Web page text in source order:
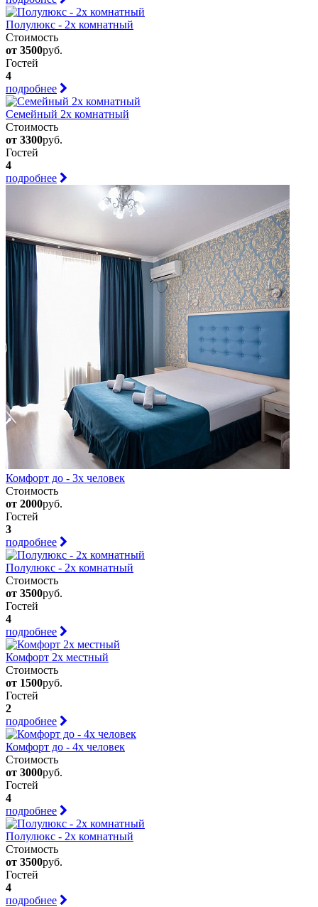
Полулюкс - 2х комнатный
Стоимость
от 3500руб.
Гостей
4
подробнее
Семейный 2х комнатный
Стоимость
от 3300руб.
Гостей
4
подробнее
Комфорт до - 3х человек
Стоимость
от 2000руб.
Гостей
3
подробнее
Полулюкс - 2х комнатный
Стоимость
от 3500руб.
Гостей
4
подробнее
Комфорт 2х местный
Стоимость
от 1500руб.
Гостей
2
подробнее
Комфорт до - 4х человек
Стоимость
от 3000руб.
Гостей
4
подробнее
Полулюкс - 2х комнатный
Стоимость
от 3500руб.
Гостей
4
подробнее